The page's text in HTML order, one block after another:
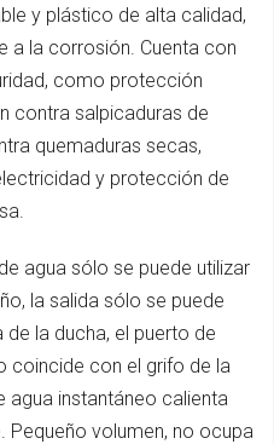
y plástico de alta calidad,
a la corrosión. Cuenta con
como protección
contra salpicaduras de
quemaduras secas,
y protección de
agua sólo se puede utilizar
la salida sólo se puede
la ducha, el puerto de
coincide con el grifo de la
agua instantáneo calienta
volumen, no ocupa